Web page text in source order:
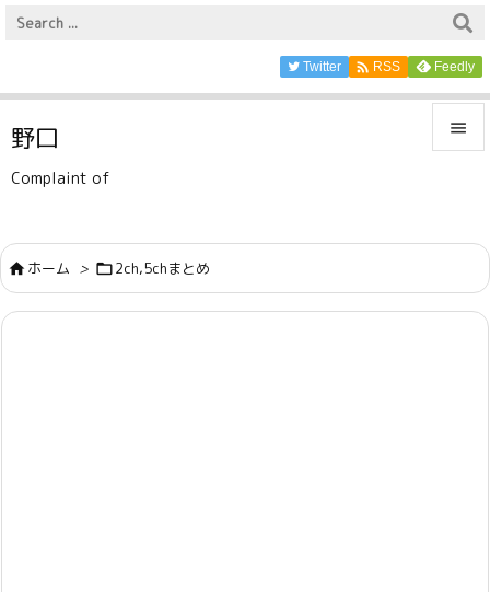

サイド

前へ
Twitter  RSS Feedly
野口
Complaint of
ホーム > 2ch,5chまとめ